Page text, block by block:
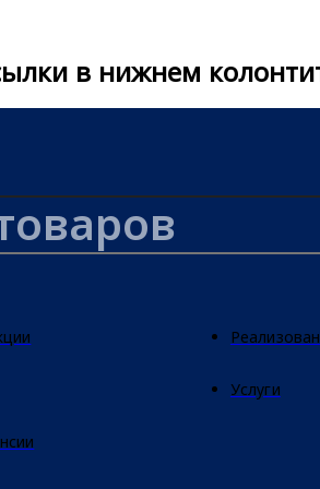
в нижнем
Услуги